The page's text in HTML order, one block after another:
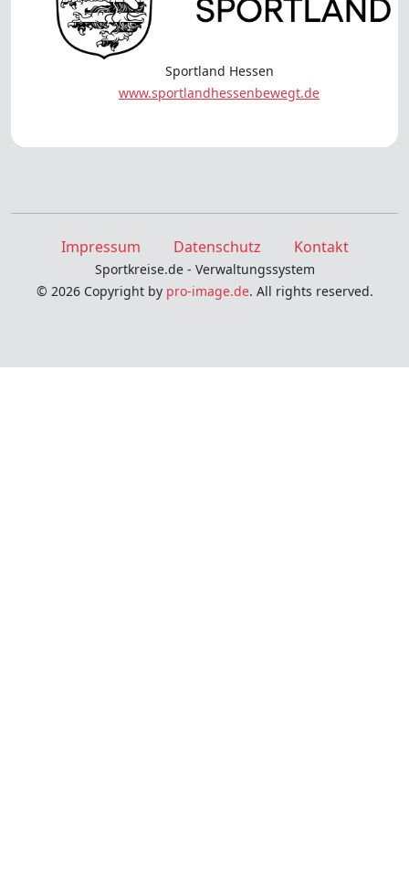
Sportland Hessen
www.sportlandhessenbewegt.de
Impressum Datenschutz Kontakt
Sportkreise.de - Verwaltungssystem
© 2026 Copyright by pro-image.de. All rights reserved.